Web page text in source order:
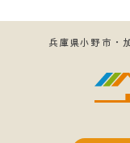
兵庫県小野市・